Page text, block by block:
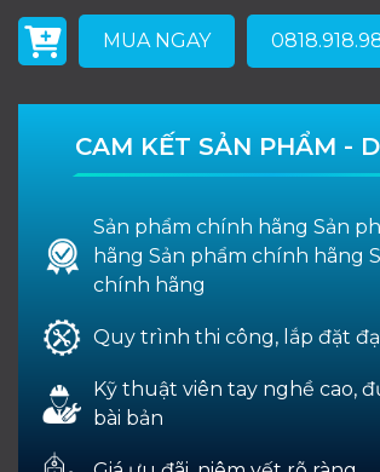
MUA NGAY
CAM KẾT SẢN PHẨM -
Sản phẩm chính hãng Sản
hãng Sản phẩm chính hãng
chính hãng
Quy trình thi công, lắp đặt
Kỹ thuật viên tay nghề cao,
bài bản